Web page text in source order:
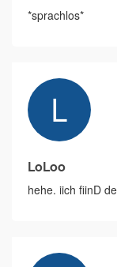
*sprachlos*
LoLoo
hehe. iich fiinD